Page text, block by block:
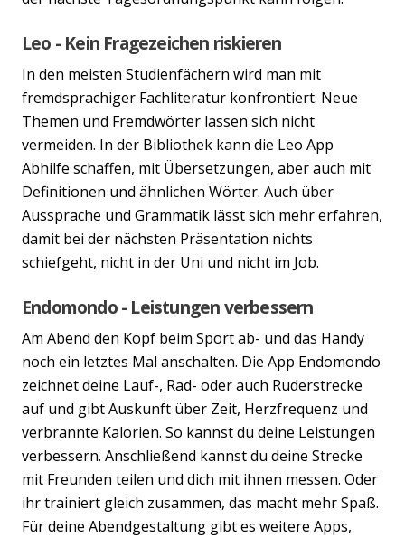
Leo - Kein Fragezeichen riskieren
In den meisten Studienfächern wird man mit
fremdsprachiger Fachliteratur konfrontiert. Neue
Themen und Fremdwörter lassen sich nicht
vermeiden. In der Bibliothek kann die Leo App
Abhilfe schaffen, mit Übersetzungen, aber auch mit
Definitionen und ähnlichen Wörter. Auch über
Aussprache und Grammatik lässt sich mehr erfahren,
damit bei der nächsten Präsentation nichts
schiefgeht, nicht in der Uni und nicht im Job.
Endomondo - Leistungen verbessern
Am Abend den Kopf beim Sport ab- und das Handy
noch ein letztes Mal anschalten. Die App Endomondo
zeichnet deine Lauf-, Rad- oder auch Ruderstrecke
auf und gibt Auskunft über Zeit, Herzfrequenz und
verbrannte Kalorien. So kannst du deine Leistungen
verbessern. Anschließend kannst du deine Strecke
mit Freunden teilen und dich mit ihnen messen. Oder
ihr trainiert gleich zusammen, das macht mehr Spaß.
Für deine Abendgestaltung gibt es weitere Apps,